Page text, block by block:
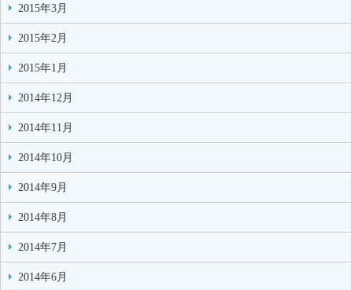
2015年3月
2015年2月
2015年1月
2014年12月
2014年11月
2014年10月
2014年9月
2014年8月
2014年7月
2014年6月